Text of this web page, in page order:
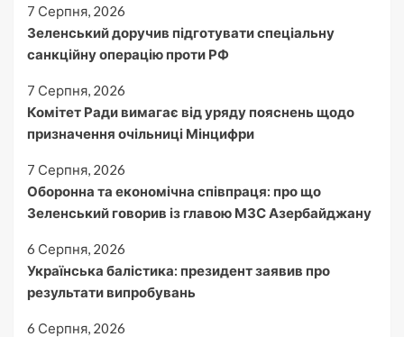
7 Серпня, 2026
Зеленський доручив підготувати спеціальну
санкційну операцію проти РФ
7 Серпня, 2026
Комітет Ради вимагає від уряду пояснень щодо
призначення очільниці Мінцифри
7 Серпня, 2026
Оборонна та економічна співпраця: про що
Зеленський говорив із главою МЗС Азербайджану
6 Серпня, 2026
Українська балістика: президент заявив про
результати випробувань
6 Серпня, 2026